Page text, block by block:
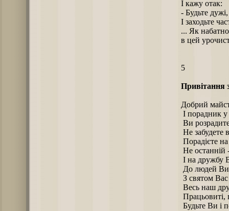
І кажу отак:
- Будьте
І заходьте
... Як
в цей
5
Привітання
Добрий
І порадник у
Ви
Не забудете
Порадієте на
Не останній
І на дружбу
До людей
З святом Вас
Весь наш
Працьовиті,
Будьте Ви і